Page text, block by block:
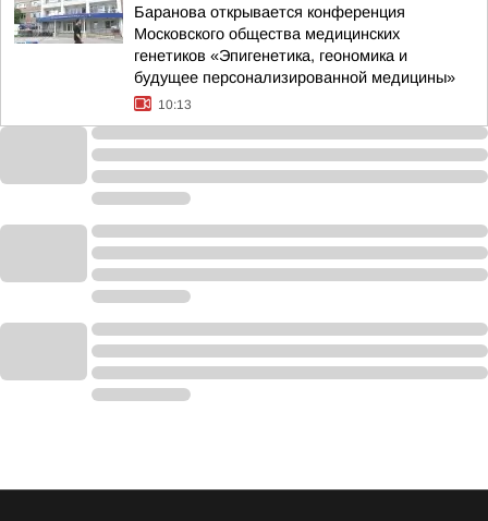
Баранова открывается конференция
Московского общества медицинских
генетиков «Эпигенетика, геономика и
будущее персонализированной медицины»
10:13